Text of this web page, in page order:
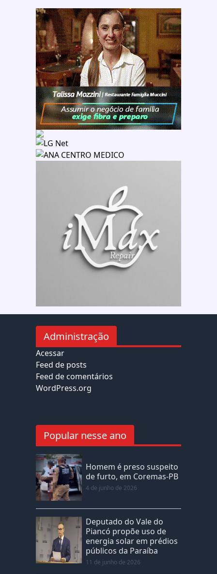
Administração
Acessar
Feed de posts
Feed de comentários
WordPress.org
Popular nesse ano
Homem é preso suspeito
de furto, em Coremas-PB
4 de junho de 2026
Deputado do Vale do
Piancó propõe uso de
energia solar em prédios
públicos da Paraíba
11 de junho de 2026